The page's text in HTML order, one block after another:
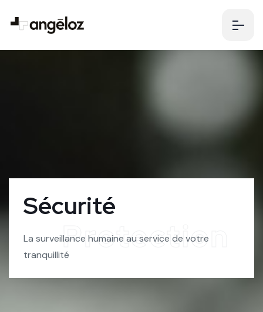
Protection
Sécurité
La surveillance humaine au service de votre
tranquillité